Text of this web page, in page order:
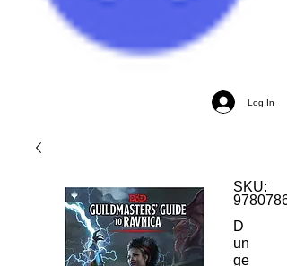
Log In
SKU:
D
un
ge